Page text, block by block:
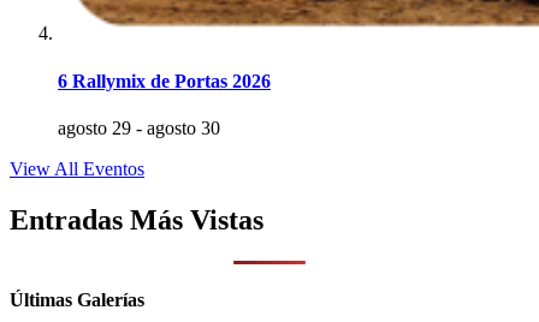
6 Rallymix de Portas 2026
agosto 29 - agosto 30
View All Eventos
Entradas Más Vistas
Últimas Galerías